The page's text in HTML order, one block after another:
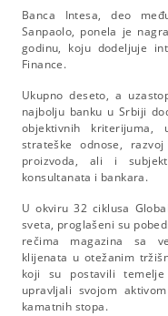
Banca Intesa, deo
Sanpaolo, ponela je
godinu, koju dodeljuje
Finance.
Ukupno deseto, a
najbolju banku u Srbiji
objektivnih kriterijuma,
strateške odnose,
proizvoda, ali i
konsultanata i bankara.
U okviru 32 ciklusa
sveta, proglašeni su
rečima magazina sa
klijenata u otežanim
koji su postavili
upravljali svojom
kamatnih stopa.